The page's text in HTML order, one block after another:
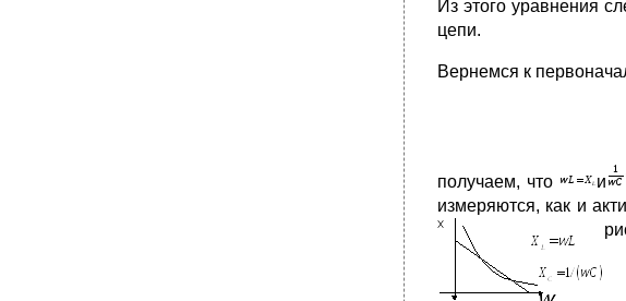
Из этого уравнения
цепи.
Вернемся к
получаем, что и
измеряются, как и